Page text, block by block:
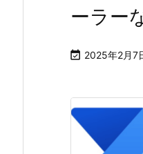
ーラー
 2025年2月7